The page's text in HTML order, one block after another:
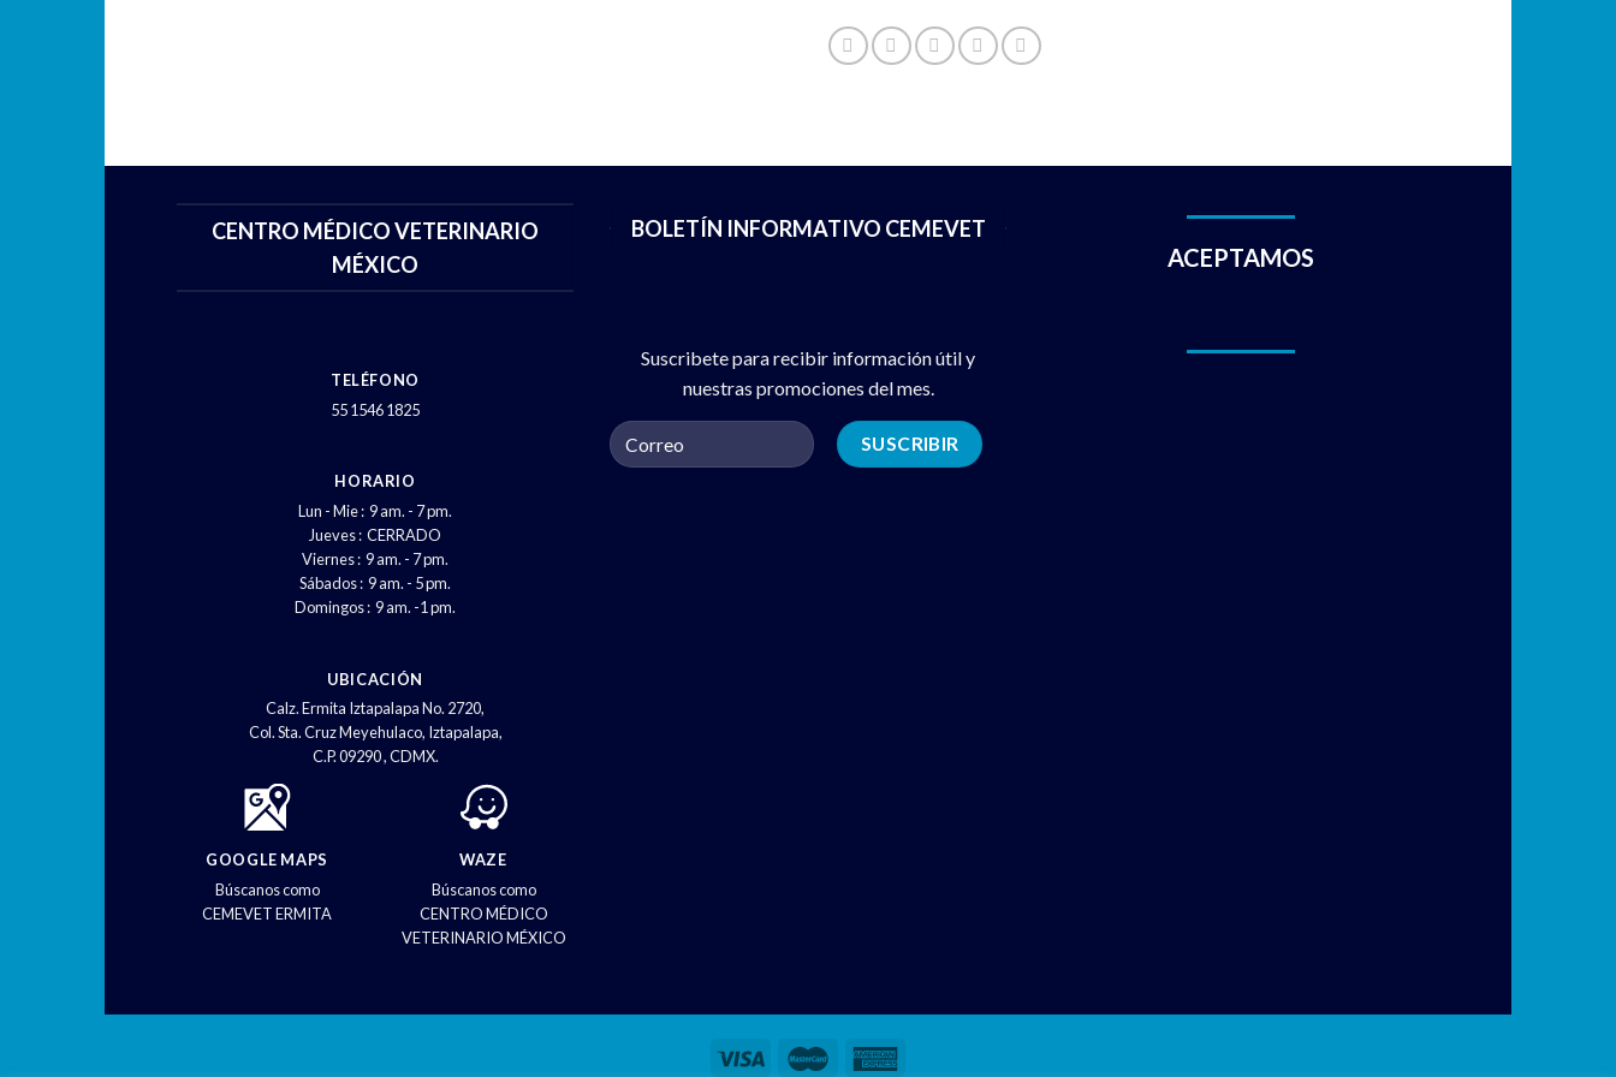
CENTRO MÉDICO VETERINARIO
MÉXICO
TELÉFONO
55 1546 1825
HORARIO
Lun - Mie : 9 am. - 7 pm.
Jueves : CERRADO
Viernes : 9 am. - 7 pm.
Sábados : 9 am. - 5 pm.
Domingos : 9 am. -1 pm.
UBICACIÓN
Calz. Ermita Iztapalapa No. 2720,
Col. Sta. Cruz Meyehulaco, Iztapalapa,
C.P. 09290 , CDMX.
GOOGLE MAPS
Búscanos como
CEMEVET ERMITA
WAZE
Búscanos como
CENTRO MÉDICO
VETERINARIO MÉXICO
BOLETÍN INFORMATIVO CEMEVET
Suscribete para recibir información útil y
nuestras promociones del mes.
ACEPTAMOS